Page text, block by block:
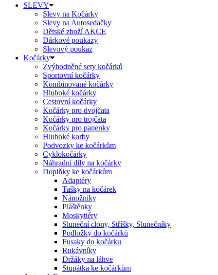
SLEVY
Slevy na Kočárky
Slevy na Autosedačky
Dětské zboží AKCE
Dárkové poukazy
Slevový poukaz
Kočárky
Zvýhodněné sety kočárků
Sportovní kočárky
Kombinované kočárky
Hluboké kočárky
Cestovní kočárky
Kočárky pro dvojčata
Kočárky pro trojčata
Kočárky pro panenky
Hluboké korby
Podvozky ke kočárkům
Cyklokočárky
Náhradní díly na kočárky
Doplňky ke kočárkům
Adaptéry
Tašky na kočárek
Nánožníky
Pláštěnky
Moskytiéry
Sluneční clony, Stříšky, Slunečníky
Podložky do kočárků
Fusaky do kočárku
Rukávníky
Držáky na láhve
Stupátka ke kočárkům